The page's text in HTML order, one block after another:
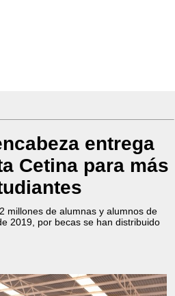
entrega
Cetina para más
millones de alumnas y alumnos de
2019, por becas se han distribuido